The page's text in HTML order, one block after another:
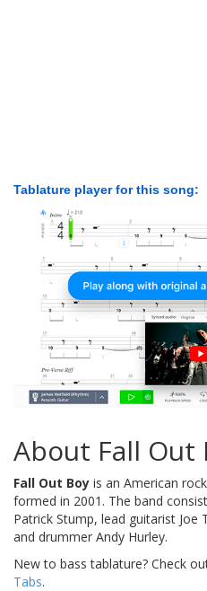
Tablature player for this song:
About Fall Out
Fall Out Boy is an American
formed in 2001. The band
Patrick Stump, lead guitarist Joe
and drummer Andy Hurley.
New to bass tablature? Check
Tabs.